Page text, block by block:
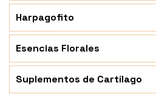
Harpagofito
Esencias Florales
Suplementos de Cartílago